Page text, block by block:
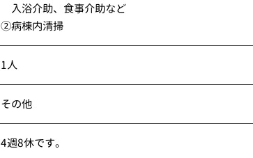
入浴介助、食事介助など
②病棟内清掃
1人
その他
4週8休です。